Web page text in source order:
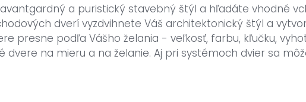
a puristický stavebný štýl a hľadáte vhodné
dverí vyzdvihnete Váš architektonický štýl a
presne podľa Vášho želania - veľkosť, farbu, kľučku,
dvere na mieru a na želanie. Aj pri systémoch dvier sa